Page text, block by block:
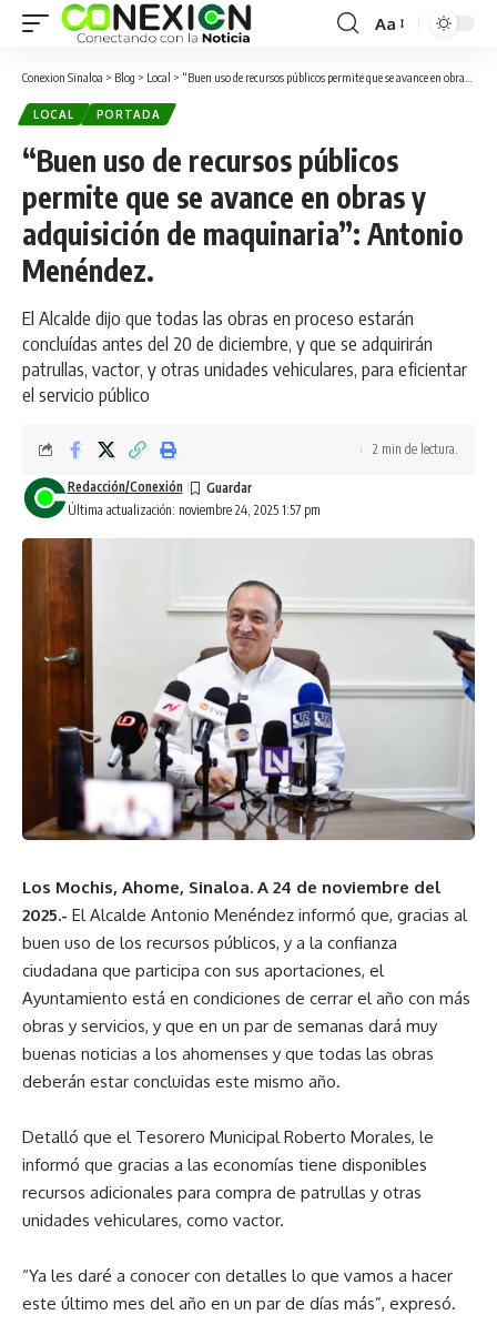
Aa
Conexion Sinaloa > Blog > Local > “Buen uso de recursos públicos permite que se avance en obras y adquisición de maquinaria”: Antonio Menéndez.
LOCAL PORTADA
“Buen uso de recursos públicos
permite que se avance en obras y
adquisición de maquinaria”: Antonio
Menéndez.
El Alcalde dijo que todas las obras en proceso estarán
concluídas antes del 20 de diciembre, y que se adquirirán
patrullas, vactor, y otras unidades vehiculares, para eficientar
el servicio público
Última actualización: noviembre 24, 2025 1:57 pm
Redacción/Conexión
2 min de lectura.
Los Mochis, Ahome, Sinaloa. A 24 de noviembre del
2025.- El Alcalde Antonio Menéndez informó que, gracias al
buen uso de los recursos públicos, y a la confianza
ciudadana que participa con sus aportaciones, el
Ayuntamiento está en condiciones de cerrar el año con más
obras y servicios, y que en un par de semanas dará muy
buenas noticias a los ahomenses y que todas las obras
deberán estar concluidas este mismo año.
Detalló que el Tesorero Municipal Roberto Morales, le
informó que gracias a las economías tiene disponibles
recursos adicionales para compra de patrullas y otras
unidades vehiculares, como vactor.
“Ya les daré a conocer con detalles lo que vamos a hacer
este último mes del año en un par de días más”, expresó.